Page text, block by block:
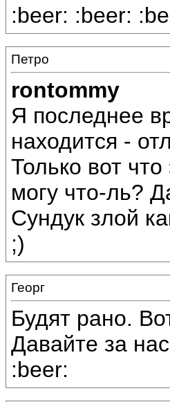
:beer: :beer:
Петро
rontommy
Я последнее
находится -
Только вот
могу что-ль?
Сундук злой
;)
Георг
Будят рано.
Давайте за
:beer: